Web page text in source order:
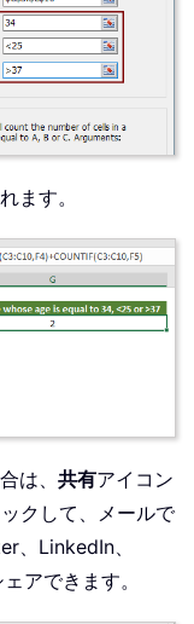
ます。
は、 共有アイコン
クして、メールで
、LinkedIn、
アできます。